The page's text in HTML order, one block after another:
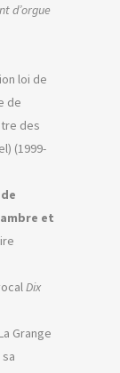
d’orgue
loi de
de
des
(1999-
et
Dix
Grange